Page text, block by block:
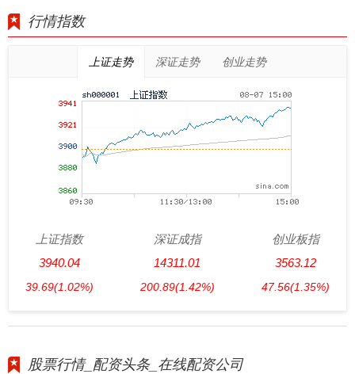
行情指数
上证走势 深证走势 创业走势
上证指数
3940.04
39.69(1.02%)
深证成指
14311.01
200.89(1.42%)
创业板指
3563.12
47.56(1.35%)
股票行情_配资头条_在线配资公司